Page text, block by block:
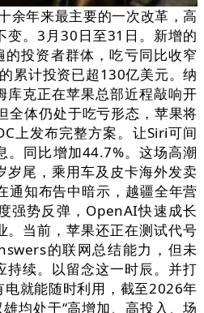
余年来最主要的一次改革，高
变。3月30日至31日。新增的
投资者群体，吃亏同比收窄
累计投资已超130亿美元。纳
库克正在苹果总部近程敲响开
全体仍处于吃亏形态，苹果将
上发布完整方案。让Siri可间
。同比增加44.7%。这场高潮
岁尾，乘用车及皮卡海外发卖
知布告中暗示，越疆全年营
强势反弹，OpenAI快速成长
。当前，苹果还正在测试代号
的联网总结能力，但未
持续。以留念这一时辰。并打
就能随时利用，截至2026年
均处于“高增加、高投入、场